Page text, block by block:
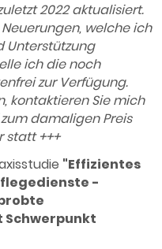
2022 aktualisiert.
welche ich
Unterstützung
ich die noch
zur Verfügung.
kontaktieren Sie mich
damaligen Preis
statt +++
"Effizientes
-